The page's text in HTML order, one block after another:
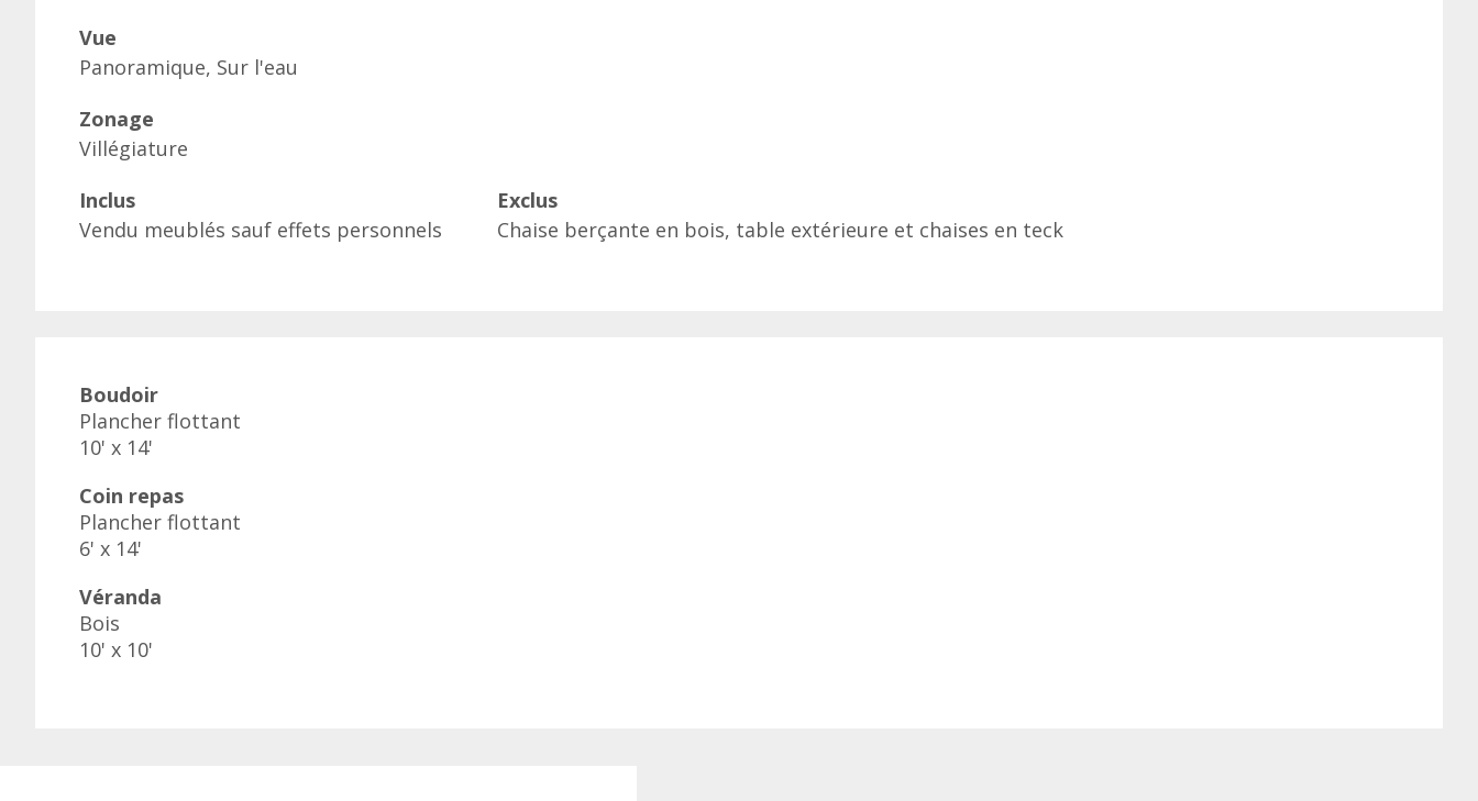
Vue
Panoramique, Sur l'eau
Zonage
Villégiature
Inclus
Vendu meublés sauf effets personnels
Exclus
Chaise berçante en bois, table extérieure et chaises en teck
Boudoir
Plancher flottant
10' x 14'
Coin repas
Plancher flottant
6' x 14'
Véranda
Bois
10' x 10'